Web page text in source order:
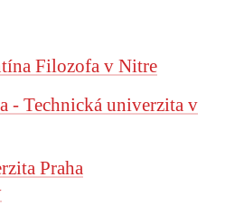
Filozofa v Nitre
- Technická univerzita v
Praha